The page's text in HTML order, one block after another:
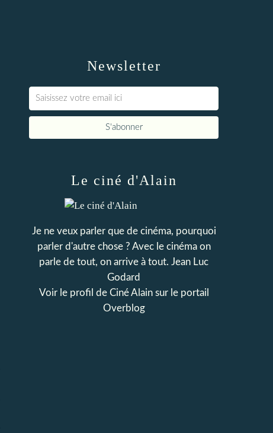
Newsletter
Le ciné d'Alain
Je ne veux parler que de cinéma, pourquoi
parler d'autre chose ? Avec le cinéma on
parle de tout, on arrive à tout. Jean Luc
Godard
Voir le profil de Ciné Alainsur le portail
Overblog